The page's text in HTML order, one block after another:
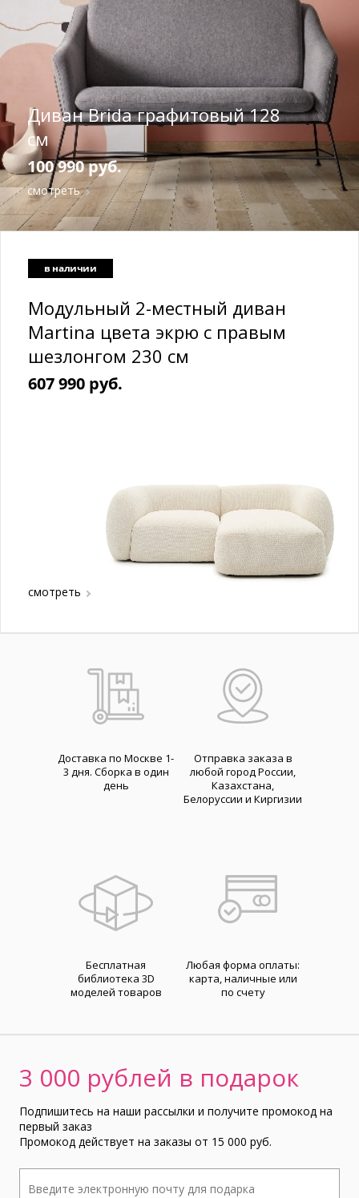
в наличии
смотреть
Модульный 2-местный диван
Martina цвета экрю с правым
шезлонгом 230 см
607 990 руб.
смотреть
Диван Brida графитовый 128
см
100 990 руб.
Доставка по Москве 1-
3 дня. Cборка в один
день
Отправка заказа в
любой город России,
Казахстана,
Белоруссии и Киргизии
Бесплатная
библиотека 3D
моделей товаров
Любая форма оплаты:
карта, наличные или
по счету
3 000 рублей в подарок
Подпишитесь на наши рассылки и получите промокод на
первый заказ
Промокод действует на заказы от 15 000 руб.